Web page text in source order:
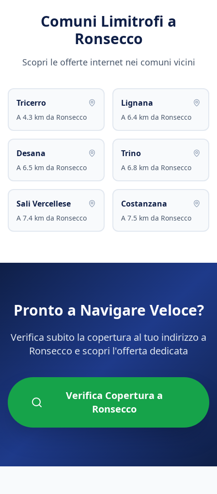
Comuni Limitrofi a
Ronsecco
Scopri le offerte internet nei comuni vicini
Tricerro
A 4.3 km da Ronsecco
Lignana
A 6.4 km da Ronsecco
Desana
A 6.5 km da Ronsecco
Trino
A 6.8 km da Ronsecco
Sali Vercellese
A 7.4 km da Ronsecco
Costanzana
A 7.5 km da Ronsecco
Pronto a Navigare Veloce?
Verifica subito la copertura al tuo indirizzo a
Ronsecco e scopri l'offerta dedicata
Verifica Copertura a
Ronsecco